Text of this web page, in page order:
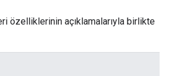
özelliklerinin açıklamalarıyla birlikte